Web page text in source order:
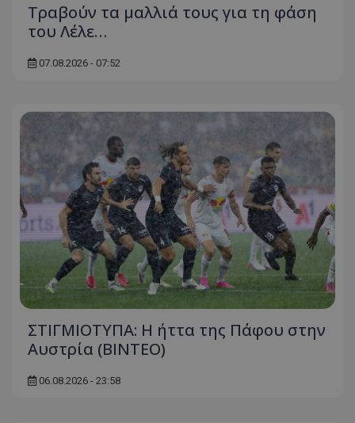
Τραβούν τα μαλλιά τους για τη φάση
του Λέλε…
07.08.2026 - 07:52
ΣΤΙΓΜΙΟΤΥΠΑ: Η ήττα της Πάφου στην
Αυστρία (ΒΙΝΤΕΟ)
06.08.2026 - 23:58